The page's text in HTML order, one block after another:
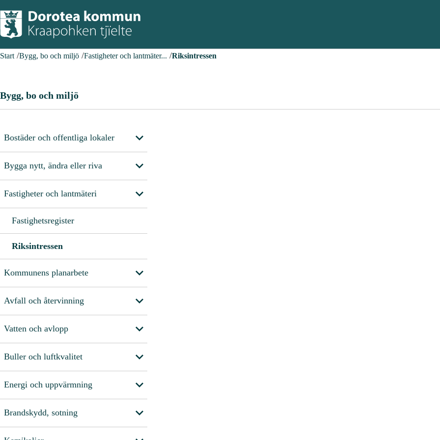
Start Bygg, bo och miljö Fastigheter och lantmäter... Riksintressen
Bygg, bo och miljö
Bostäder och offentliga lokaler
Bygga nytt, ändra eller riva
Fastigheter och lantmäteri
Fastighetsregister
Riksintressen
Kommunens planarbete
Avfall och återvinning
Vatten och avlopp
Buller och luftkvalitet
Energi och uppvärmning
Brandskydd, sotning